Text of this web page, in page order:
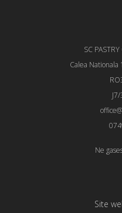
SC
Calea Nationala
Ne
Site